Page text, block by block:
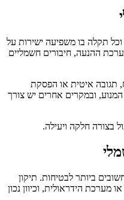
תקלה בו משפיעה ישירות על
ההנעה, חיבורים חשמליים
תגובה איטית או הפסקת
ובמקרים אחרים יש צורך
בצורה חלקה ויעילה.
ביותר לבטיחות. תיקון
מערכת הידראולית, וכיוון נכון